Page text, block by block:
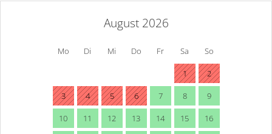
August 2026
Mo Di Mi Do Fr Sa So
1 2
3 4 5 6 7 8 9
10 11 12 13 14 15 16